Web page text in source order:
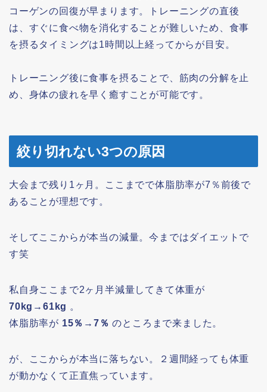
コーゲンの回復が早まります。トレーニングの直後
は、すぐに食べ物を消化することが難しいため、食事
を摂るタイミングは1時間以上経ってからが目安。
トレーニング後に食事を摂ることで、筋肉の分解を止
め、身体の疲れを早く癒すことが可能です。
絞り切れない3つの原因
大会まで残り1ヶ月。ここまでで体脂肪率が7％前後で
あることが理想です。
そしてここからが本当の減量。今まではダイエットで
す笑
私自身ここまで2ヶ月半減量してきて体重が
70kg→61kg 。
体脂肪率が 15％→7％ のところまで来ました。
が、ここからが本当に落ちない。２週間経っても体重
が動かなくて正直焦っています。